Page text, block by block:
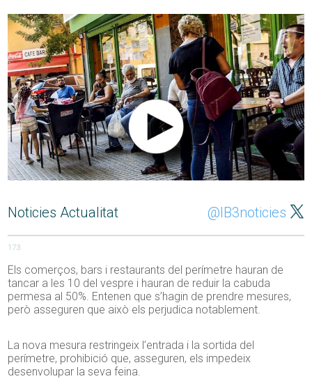
Noticies Actualitat @IB3noticies
173
Els comerços, bars i restaurants del perímetre hauran de
tancar a les 10 del vespre i hauran de reduir la cabuda
permesa al 50%. Entenen que s’hagin de prendre mesures,
però asseguren que això els perjudica notablement.
La nova mesura restringeix l’entrada i la sortida del
perímetre, prohibició que, asseguren, els impedeix
desenvolupar la seva feina.